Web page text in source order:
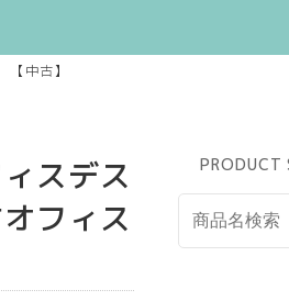
中古】
スデス
フィス
PRODUCT